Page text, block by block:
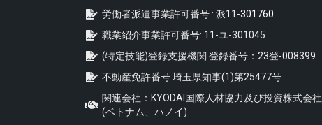
労働者派遣事業許可番号 : 派11-301760
職業紹介事業許可番号: 11-ユ-301045
(特定技能)登録支援機関 登録番号：23登-008399
不動産免許番号 埼玉県知事(1)第25477号
関連会社：KYODAI国際人材協力及び投資株式会社
(ベトナム、ハノイ)